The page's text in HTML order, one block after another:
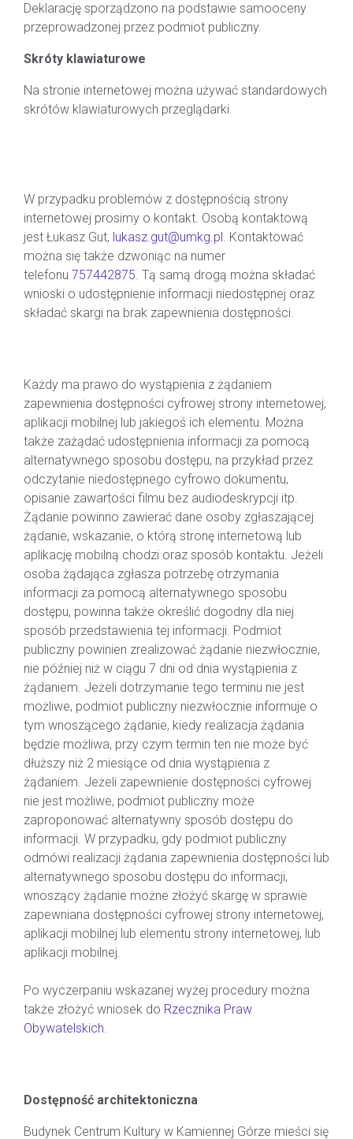
Deklarację sporządzono na podstawie samooceny
przeprowadzonej przez podmiot publiczny.
Skróty klawiaturowe
Na stronie internetowej można używać standardowych
skrótów klawiaturowych przeglądarki.
W przypadku problemów z dostępnością strony
internetowej prosimy o kontakt. Osobą kontaktową
jest Łukasz Gut, lukasz.gut@umkg.pl. Kontaktować
można się także dzwoniąc na numer
telefonu 757442875. Tą samą drogą można składać
wnioski o udostępnienie informacji niedostępnej oraz
składać skargi na brak zapewnienia dostępności.
Każdy ma prawo do wystąpienia z żądaniem
zapewnienia dostępności cyfrowej strony internetowej,
aplikacji mobilnej lub jakiegoś ich elementu. Można
także zażądać udostępnienia informacji za pomocą
alternatywnego sposobu dostępu, na przykład przez
odczytanie niedostępnego cyfrowo dokumentu,
opisanie zawartości filmu bez audiodeskrypcji itp.
Żądanie powinno zawierać dane osoby zgłaszającej
żądanie, wskazanie, o którą stronę internetową lub
aplikację mobilną chodzi oraz sposób kontaktu. Jeżeli
osoba żądająca zgłasza potrzebę otrzymania
informacji za pomocą alternatywnego sposobu
dostępu, powinna także określić dogodny dla niej
sposób przedstawienia tej informacji. Podmiot
publiczny powinien zrealizować żądanie niezwłocznie,
nie później niż w ciągu 7 dni od dnia wystąpienia z
żądaniem. Jeżeli dotrzymanie tego terminu nie jest
możliwe, podmiot publiczny niezwłocznie informuje o
tym wnoszącego żądanie, kiedy realizacja żądania
będzie możliwa, przy czym termin ten nie może być
dłuższy niż 2 miesiące od dnia wystąpienia z
żądaniem. Jeżeli zapewnienie dostępności cyfrowej
nie jest możliwe, podmiot publiczny może
zaproponować alternatywny sposób dostępu do
informacji. W przypadku, gdy podmiot publiczny
odmówi realizacji żądania zapewnienia dostępności lub
alternatywnego sposobu dostępu do informacji,
wnoszący żądanie możne złożyć skargę w sprawie
zapewniana dostępności cyfrowej strony internetowej,
aplikacji mobilnej lub elementu strony internetowej, lub
aplikacji mobilnej.
Po wyczerpaniu wskazanej wyżej procedury można
także złożyć wniosek do Rzecznika Praw
Obywatelskich.
Dostępność architektoniczna
Budynek Centrum Kultury w Kamiennej Górze mieści się